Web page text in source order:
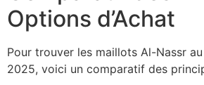
Options d’Achat
Pour trouver les maillots Al-Nassr
2025, voici un comparatif des